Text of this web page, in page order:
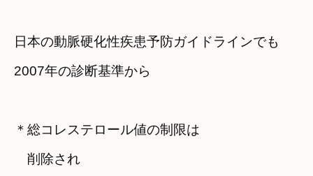
日本の動脈硬化性疾患予防ガイドラインでも
2007年の診断基準から
＊総コレステロール値の制限は
削除され